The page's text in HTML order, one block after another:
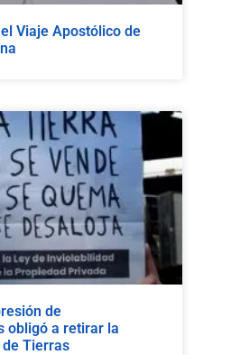
Viaje Apostólico de
de
obligó a retirar la
Tierras